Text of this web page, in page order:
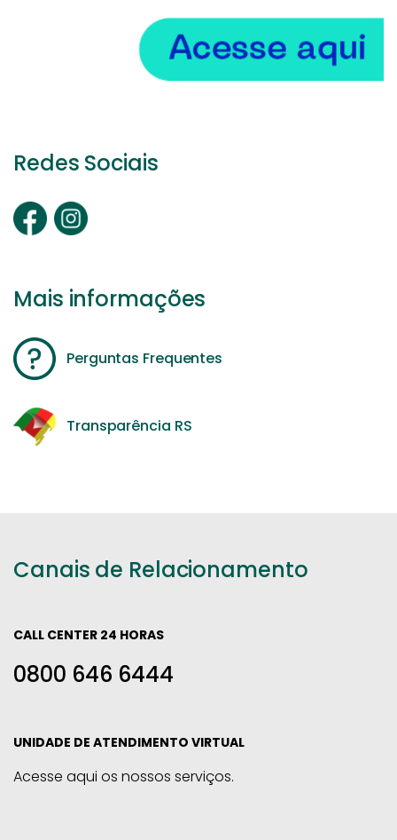
Redes Sociais
Mais informações
Perguntas Frequentes
Transparência RS
Canais de Relacionamento
CALL CENTER 24 HORAS
0800 646 6444
UNIDADE DE ATENDIMENTO VIRTUAL
Acesse aqui os nossos serviços.